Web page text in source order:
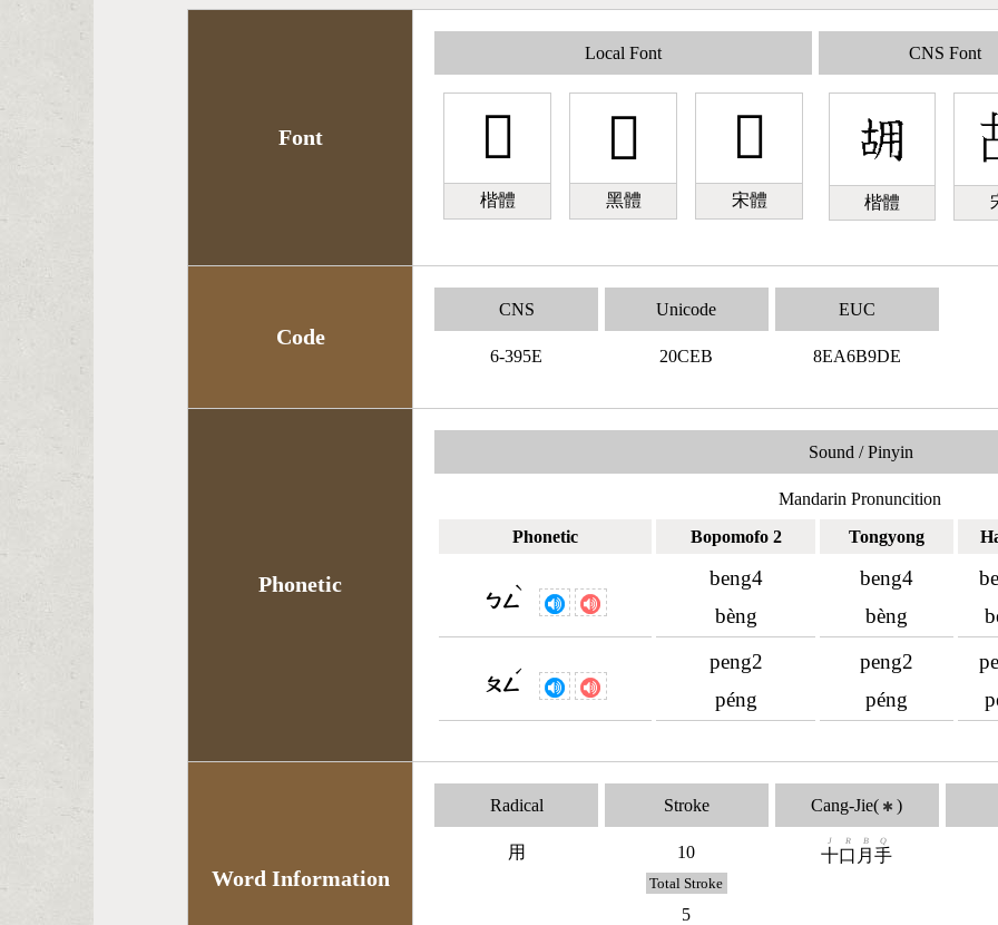
Font
Local Font
𠳫
楷體
𠳫
黑體
𠳫
宋體
CNS Font
楷體
Code
CNS
6-395E
Unicode
20CEB
EUC
8EA6B9DE
Phonetic
Sound / Pinyin
Mandarin Pronuncition
Phonetic
Bopomofo 2 Tongyong
ㄅㄥ
ˋ
beng4
bèng
beng4
bèng
ㄆㄥ
ˊ
peng2
péng
peng2
péng
Word Information
Radical
用
Stroke
10
Total Stroke
5
Cang-Jie( ✱ )
十
J
口
R
月
B
手
Q